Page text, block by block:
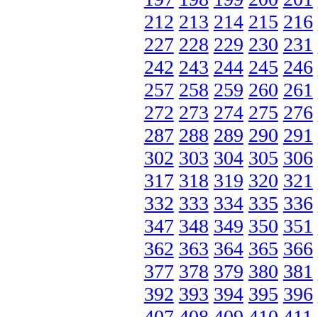
212 213 214 215 216
227 228 229 230 231
242 243 244 245 246
257 258 259 260 261
272 273 274 275 276
287 288 289 290 291
302 303 304 305 306
317 318 319 320 321
332 333 334 335 336
347 348 349 350 351
362 363 364 365 366
377 378 379 380 381
392 393 394 395 396